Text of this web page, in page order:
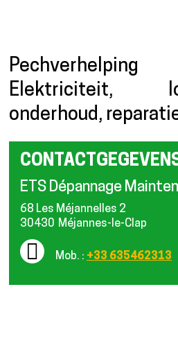
Presentatie
Pechverhelping
Elektriciteit,
onderhoud,
ETS Dépannage
68 Les Méjannelles 2
30430 Méjannes-le-Clap
Mob. : +33 635462313